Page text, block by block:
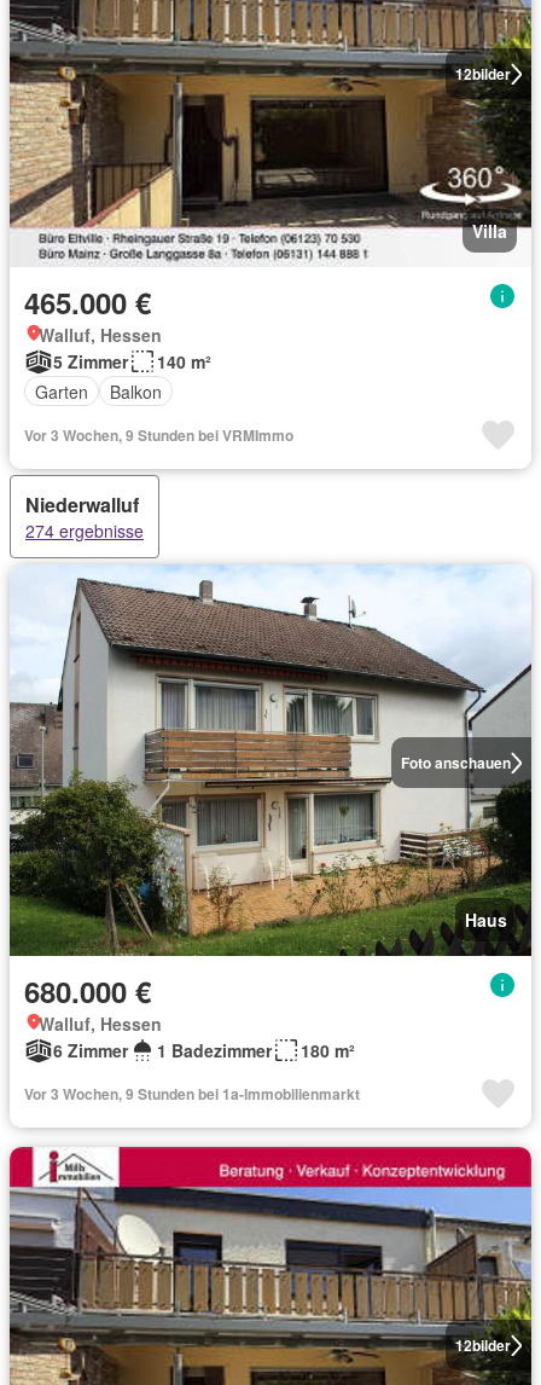
12bilder
Villa
465.000 €
Walluf, Hessen
5 Zimmer
140 m²
Garten
Balkon
Vor 3 Wochen, 9 Stunden bei VRMImmo
Niederwalluf
274 ergebnisse
Foto anschauen
Haus
680.000 €
Walluf, Hessen
6 Zimmer
1 Badezimmer 180 m²
Vor 3 Wochen, 9 Stunden bei 1a-Immobilienmarkt
12bilder